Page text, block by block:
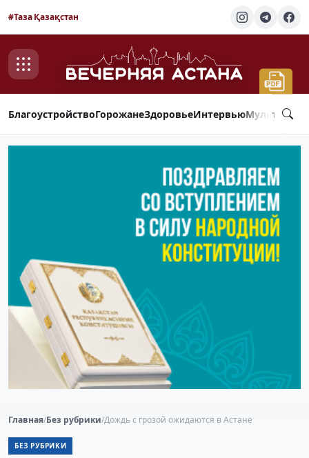
#Таза Қазақстан
БлагоустройствоГорожанеЗдоровьеИнтервью
Главная/Без рубрики/Дождь с грозой ожидаются в Астане
БЕЗ РУБРИКИ